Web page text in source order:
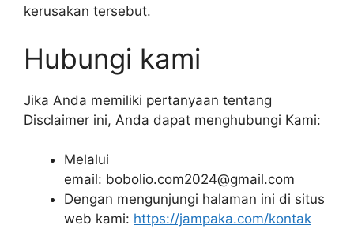
kerusakan tersebut.
Hubungi kami
Jika Anda memiliki pertanyaan tentang
Disclaimer ini, Anda dapat menghubungi Kami:
Melalui
email: bobolio.com2024@gmail.com
Dengan mengunjungi halaman ini di situs
web kami: https://jampaka.com/kontak